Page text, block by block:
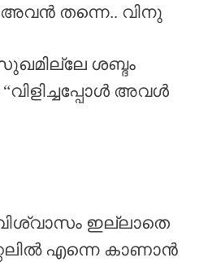
തന്നെ.. വിനു
ശബ്ദം
അവൾ
ഇല്ലാതെ
എന്നെ കാണാൻ